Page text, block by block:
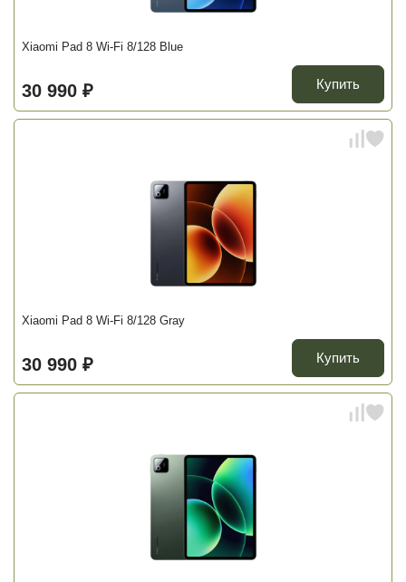
Xiaomi Pad 8 Wi-Fi 8/128 Blue
30 990 ₽ Купить
Xiaomi Pad 8 Wi-Fi 8/128 Gray
30 990 ₽ Купить